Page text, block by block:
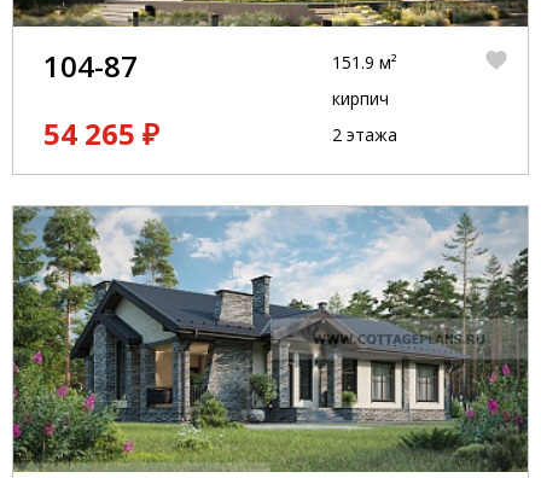
104-87
54 265 ₽
151.9 м²
кирпич
2 этажа